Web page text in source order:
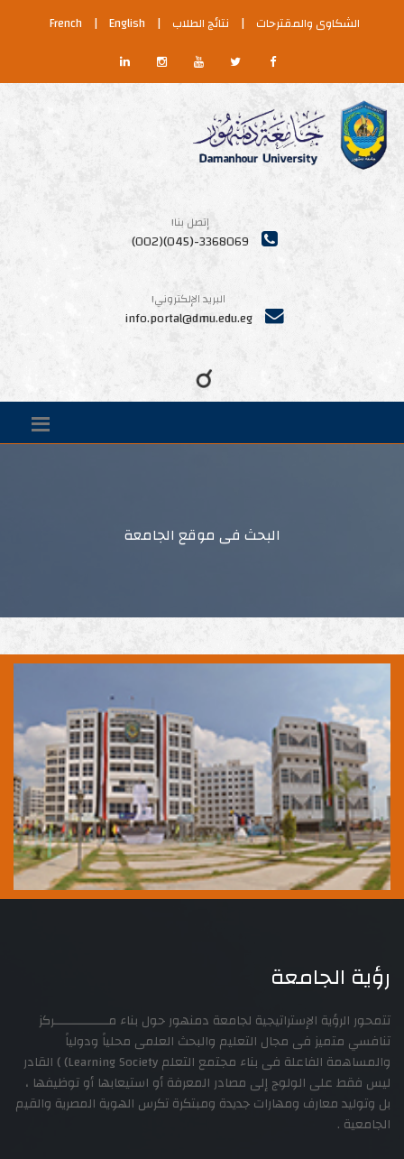
الشكاوى والمقترحات | نتائج الطلاب |
English
|
French
إتصل بنا!
3368069-(045)(002)
البريد الإلكتروني!
info.portal@dmu.edu.eg
البحث فى موقع الجامعة
رؤية الجامعة
تتمحور الرؤية الإستراتيجية لجامعة دمنهور حول بناء مـــــــــــــــركز
تنافسي متميز فى مجال التعليم والبحث العلمى محلياً ودولياً
والمساهمة الفاعلة فى بناء مجتمع التعلم Learning Society) ) القادر
ليس فقط على الولوج إلى مصادر المعرفة أو استيعابها أو توظيفها ،
بل وتوليد معارف ومهارات جديدة ومبتكرة تكرس الهوية المصرية والقيم
الجامعية .